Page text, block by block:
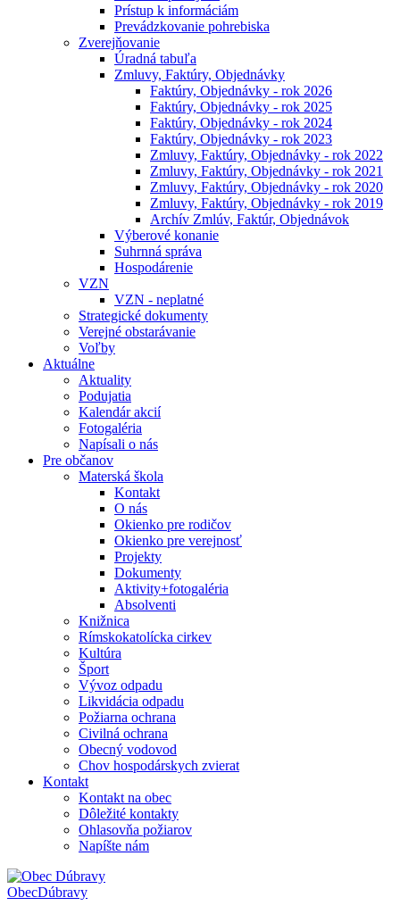
Prístup k informáciám
Prevádzkovanie pohrebiska
Zverejňovanie
Úradná tabuľa
Zmluvy, Faktúry, Objednávky
Faktúry, Objednávky - rok 2026
Faktúry, Objednávky - rok 2025
Faktúry, Objednávky - rok 2024
Faktúry, Objednávky - rok 2023
Zmluvy, Faktúry, Objednávky - rok 2022
Zmluvy, Faktúry, Objednávky - rok 2021
Zmluvy, Faktúry, Objednávky - rok 2020
Zmluvy, Faktúry, Objednávky - rok 2019
Archív Zmlúv, Faktúr, Objednávok
Výberové konanie
Suhrnná správa
Hospodárenie
VZN
VZN - neplatné
Strategické dokumenty
Verejné obstarávanie
Voľby
Aktuálne
Aktuality
Podujatia
Kalendár akcií
Fotogaléria
Napísali o nás
Pre občanov
Materská škola
Kontakt
O nás
Okienko pre rodičov
Okienko pre verejnosť
Projekty
Dokumenty
Aktivity+fotogaléria
Absolventi
Knižnica
Rímskokatolícka cirkev
Kultúra
Šport
Vývoz odpadu
Likvidácia odpadu
Požiarna ochrana
Civilná ochrana
Obecný vodovod
Chov hospodárskych zvierat
Kontakt
Kontakt na obec
Dôležité kontakty
Ohlasovňa požiarov
Napíšte nám
ObecDúbravy